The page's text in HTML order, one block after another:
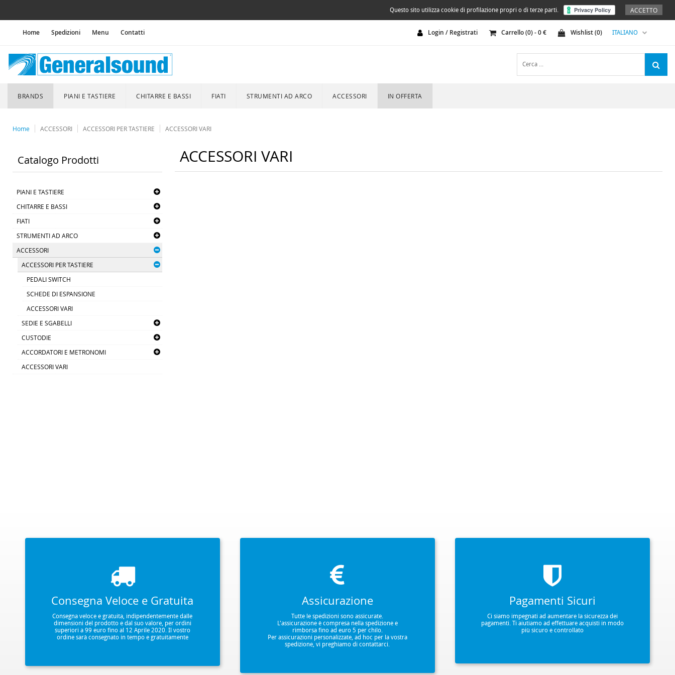
ACCETTO
Questo sito utilizza cookie di profilazione propri o di terze parti.
Home Spedizioni Menu Contatti ITALIANO
Login / Registrati Carrello (0) -0€ Wishlist (0)
BRANDS PIANI E TASTIERE CHITARRE E BASSI FIATI STRUMENTI AD ARCO ACCESSORI IN OFFERTA
Home ACCESSORI ACCESSORI PER TASTIERE ACCESSORI VARI
ACCESSORI VARI
Catalogo Prodotti
PIANI E TASTIERE
CHITARRE E BASSI
FIATI
STRUMENTI AD ARCO
ACCESSORI
ACCESSORI PER TASTIERE
PEDALI SWITCH
SCHEDE DI ESPANSIONE
ACCESSORI VARI
SEDIE E SGABELLI
CUSTODIE
ACCORDATORI E METRONOMI
ACCESSORI VARI
Consegna Veloce e Gratuita
Consegna veloce e gratuita, indipendentemente dalle
dimensioni del prodotto e dal suo valore, per ordini
superiori a 99 euro fino al 12 Aprile 2020. Il vostro
ordine sarà consegnato in tempo e gratuitamente
Assicurazione
Tutte le spedizioni sono assicurate.
L'assicurazione è compresa nella spedizione e
rimborsa fino ad euro 5 per chilo.
Per assicurazioni personalizzate, ad hoc per la vostra
spedizione, vi preghiamo di contattarci.
Pagamenti Sicuri
Ci siamo impegnati ad aumentare la sicurezza dei
pagamenti. Ti aiutiamo ad effettuare acquisti in modo
più sicuro e controllato